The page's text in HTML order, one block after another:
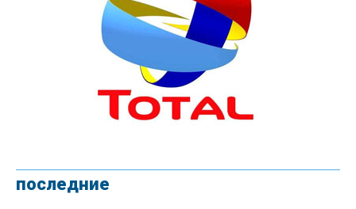
последние